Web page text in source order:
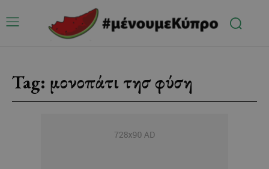
Tag: μονοπάτι τησ φύση